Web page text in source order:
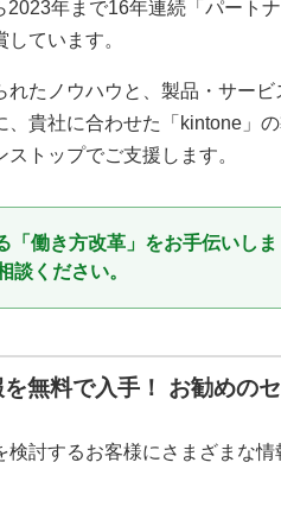
年まで16年連続「パートナ
ています。
れたノウハウと、製品・サービ
、貴社に合わせた「kintone」の
トップでご支援します。
「働き方改革」をお手伝いしま
談ください。
を無料で入手！ お勧めの
討するお客様にさまざまな